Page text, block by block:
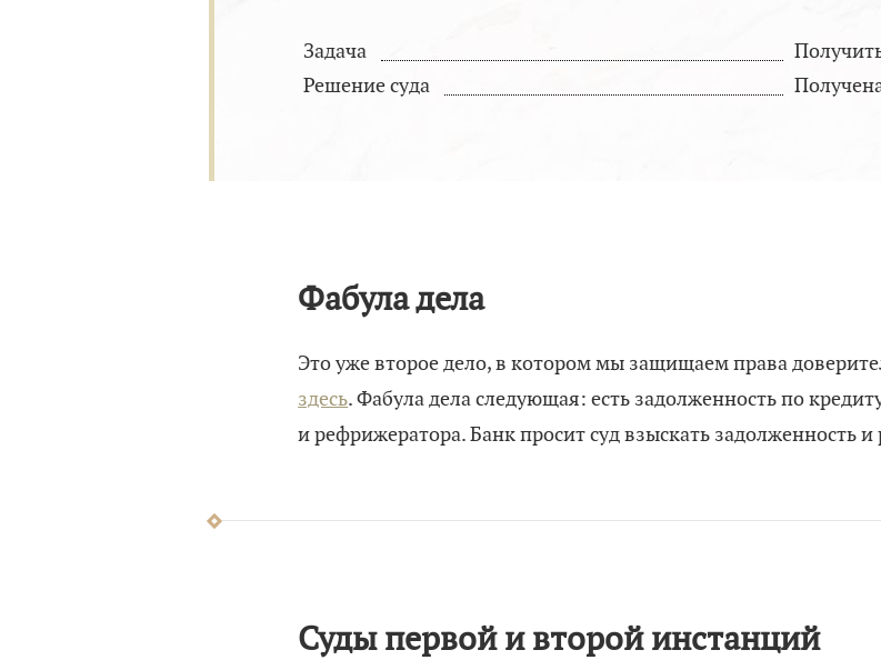
Задача
Решение суда
Фабула дела
Это уже второе дело, в котором мы защищаем права
здесь. Фабула дела следующая: есть задолженность по
и рефрижератора. Банк просит суд взыскать задолженность и
Суды первой и второй инстанций